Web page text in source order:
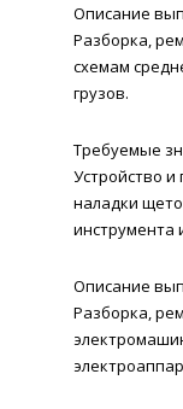
Описание
Разборка,
схемам
грузов.
Требуемые
Устройство
наладки
инструмента
Описание
Разборка,